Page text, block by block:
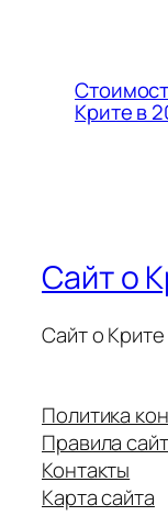
Крите в
Сайт о
Сайт о Крите
Политика
Правила
Контакты
Карта сайта